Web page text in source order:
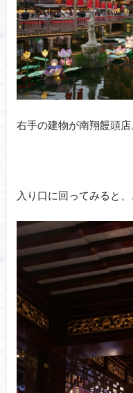
右手の建物が南翔饅頭店
入り口に回ってみると